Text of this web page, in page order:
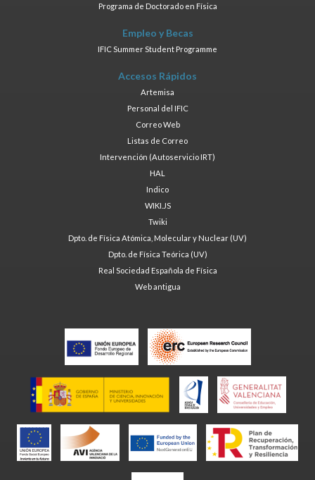
Programa de Doctorado en Física
Empleo y Becas
IFIC Summer Student Programme
Accesos Rápidos
Artemisa
Personal del IFIC
Correo Web
Listas de Correo
Intervención (Autoservicio IRT)
HAL
Indico
WIKI.JS
Twiki
Dpto. de Física Atómica, Molecular y Nuclear (UV)
Dpto. de Física Teórica (UV)
Real Sociedad Española de Física
Web antigua